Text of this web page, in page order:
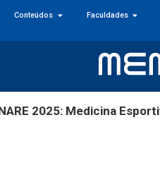
Conteúdos Faculdades
2025: Medicina